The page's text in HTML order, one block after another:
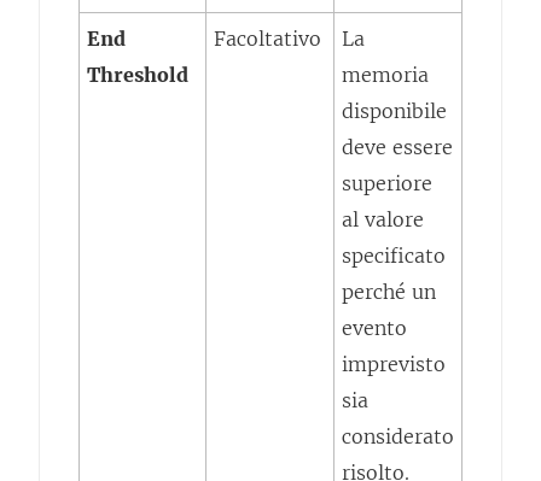
End
Threshold
Facoltativo
La
memoria
disponibile
deve essere
superiore
al valore
specificato
perché un
evento
imprevisto
sia
considerato
risolto.